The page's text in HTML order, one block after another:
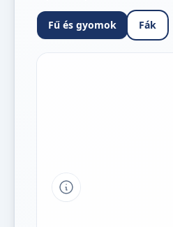
Fű és gyomok Fák
Tipp a grafikon